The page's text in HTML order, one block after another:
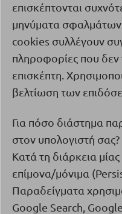
επισκέπτονται
μηνύματα σφαλμάτων
cookies συλλέγουν
πληροφορίες που δεν
επισκέπτη.
βελτίωση των
Για πόσο διάστημα
στον υπολογιστή σας?
Κατά τη διάρκεια
επίμονα/μόνιμα (
Παραδείγματα
Google Search,